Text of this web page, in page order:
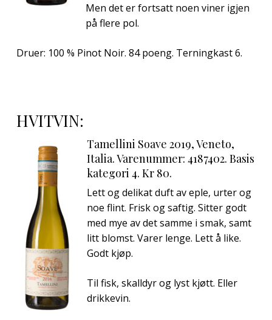
Men det er fortsatt noen viner igjen
på flere pol.
Druer: 100 % Pinot Noir. 84 poeng. Terningkast 6.
HVITVIN:
Tamellini Soave 2019, Veneto,
Italia. Varenummer: 4187402. Basis
kategori 4. Kr 80.
Lett og delikat duft av eple, urter og
noe flint. Frisk og saftig. Sitter godt
med mye av det samme i smak, samt
litt blomst. Varer lenge. Lett å like.
Godt kjøp.
Til fisk, skalldyr og lyst kjøtt. Eller
drikkevin.